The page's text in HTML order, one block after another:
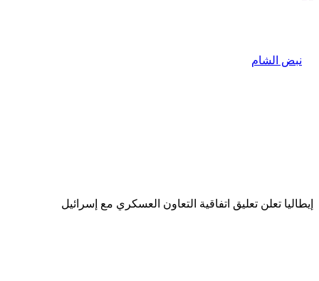
إيطاليا تعلن تعليق اتفاقية التعاون العسكري مع إسرائيل